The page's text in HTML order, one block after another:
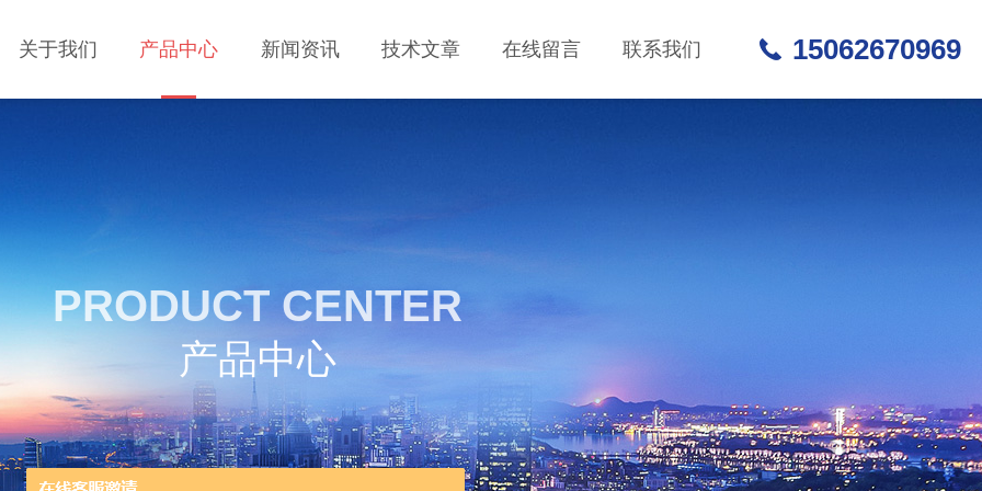
关于我们 产品中心 新闻资讯 技术文章 在线留言 联系我们 15062670969
PRODUCT CENTER
产品中心